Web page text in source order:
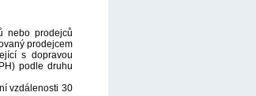
nebo prodejců
prodejcem
s dopravou
podle druhu
vzdálenosti 30